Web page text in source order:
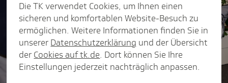
Die TK verwendet Cookies, um Ihnen einen
sicheren und komfortablen Website-Besuch zu
ermöglichen. Weitere Informationen finden Sie in
unserer Datenschutzerklärung und der Übersicht
der Cookies auf tk.de. Dort können Sie Ihre
Einstellungen jederzeit nachträglich anpassen.